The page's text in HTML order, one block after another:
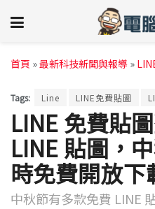
首頁 »最新科技新聞與報導 »
Tags: Line LINE免費貼圖
LINE 免費貼
LINE 貼圖，
時免費開放下
中秋節有多款免費 LINE